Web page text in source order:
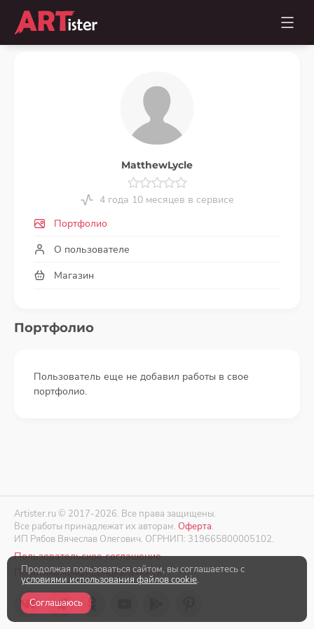
MatthewLycle
4 года 10 месяцев в сервисе
Портфолио
О пользователе
Магазин
Портфолио
Пользователь еще не добавил работы в свое
портфолио.
Artister.ru © 2017-2026. Все права защищены.
Все работы принадлежат их авторам. Оферта.
ИП Рябов Вячеслав Олегович. ОГРНИП: 319665800005102.
Пользовательское соглашение
Политика конфиденциальности
Продолжая пользоваться сайтом, вы соглашаетесь с
условиями использования файлов cookie.
Соглашаюсь